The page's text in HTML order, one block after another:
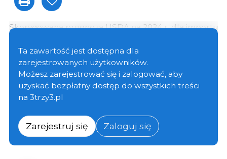
Skorygowana prognoza USDA na 2024 r. dla importu
do roku do 1.5 mln ton, najniższego poziomu od 2019
roku. Jeśli zostanie zrealizowana, import w 2024 r.
powróci do podobnego poziomu jak przed
wybuchem afrykańskiego pomoru świń (ASF) w
Chinach, który zaczął wpływać na chińską produkcję
niższego importu oczekuje się, że Chiny pozostaną
największym światowym importerem wieprzowiny.
Ta zawartość jest dostępna dla
zarejestrowanych użytkowników.
Możesz zarejestrować się i zalogować, aby
uzyskać bezpłatny dostęp do wszystkich treści
na 3trzy3.pl
Zarejestruj się Zaloguj się